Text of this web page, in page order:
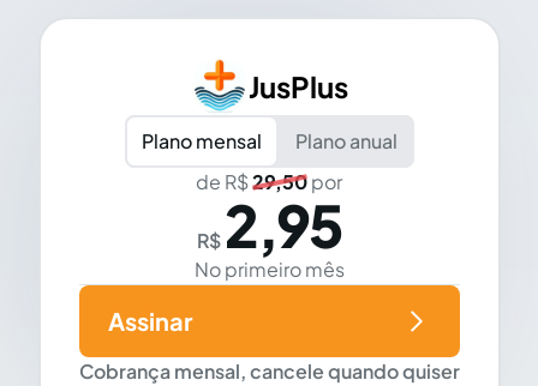
JusPlus
Plano mensal
Plano anual
de R$29,50por
R$ 2,95
No primeiro mês
Cobrança mensal, cancele quando quiser
Assinar